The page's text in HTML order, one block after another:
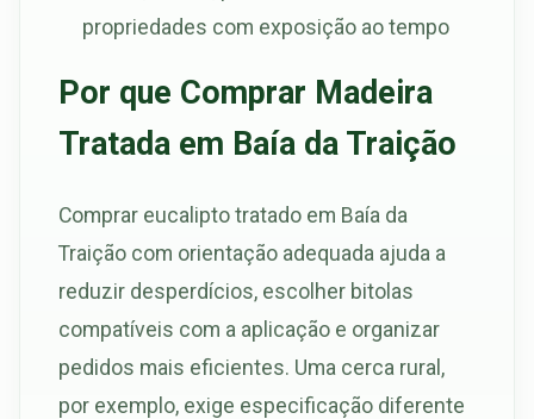
propriedades com exposição ao tempo
Por que Comprar Madeira
Tratada em Baía da Traição
Comprar eucalipto tratado em Baía da
Traição com orientação adequada ajuda a
reduzir desperdícios, escolher bitolas
compatíveis com a aplicação e organizar
pedidos mais eficientes. Uma cerca rural,
por exemplo, exige especificação diferente